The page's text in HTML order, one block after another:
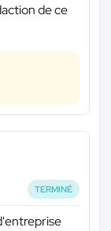
de ce
TERMINÉ